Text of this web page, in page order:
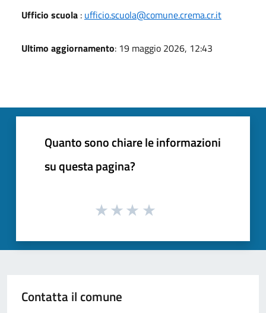
Ufficio scuola : ufficio.scuola@comune.crema.cr.it
Ultimo aggiornamento: 19 maggio 2026, 12:43
Quanto sono chiare le informazioni
su questa pagina?
Contatta il comune